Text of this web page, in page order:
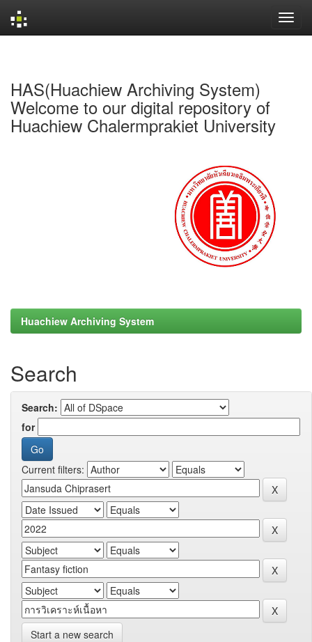
HAS(Huachiew Archiving System)
Welcome to our digital repository of
Huachiew Chalermprakiet University
Huachiew Archiving System
Search
Search:
for
Current filters:
Start a new search